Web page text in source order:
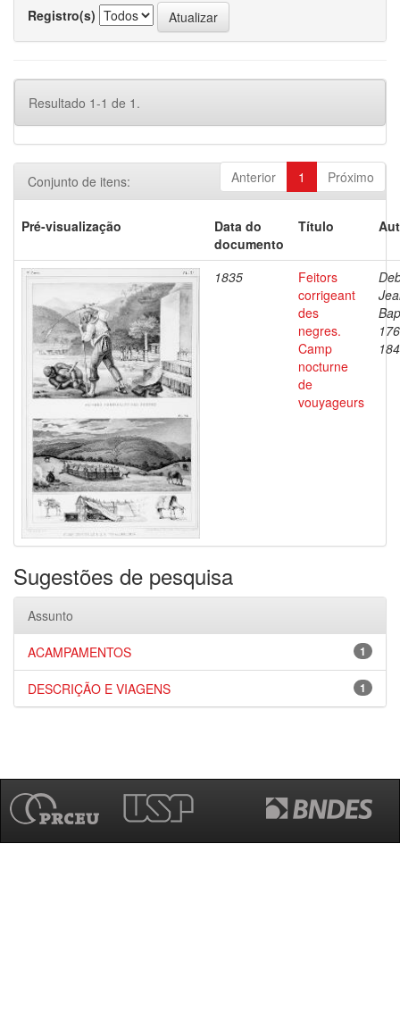
Registro(s)
Resultado 1-1 de 1.
Anterior 1 Próximo
Conjunto de itens:
Pré-visualização
Data do
documento
Título
1835
Feitors
corrigeant
des
negres.
Camp
nocturne
de
vouyageurs
Sugestões de pesquisa
Assunto
1
ACAMPAMENTOS
1
DESCRIÇÃO E VIAGENS